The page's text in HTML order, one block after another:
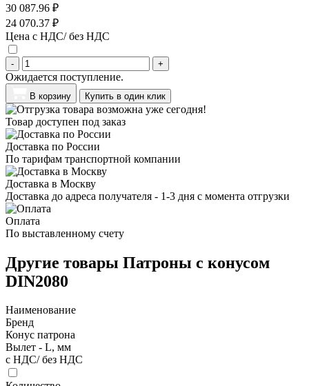
30 087.96 ₽
24 070.37 ₽
Цена с НДС/ без НДС
- +
Ожидается поступление.
В корзину Купить в один клик
Товар доступен под заказ
Доставка по России
По тарифам транспортной компании
Доставка в Москву
Доставка до адреса получателя - 1-3 дня с момента отгрузки
Оплата
По выставленному счету
Другие товары Патроны с конусом
DIN2080
Наименование
Бренд
Конус патрона
Вылет - L, мм
с НДС/ без НДС